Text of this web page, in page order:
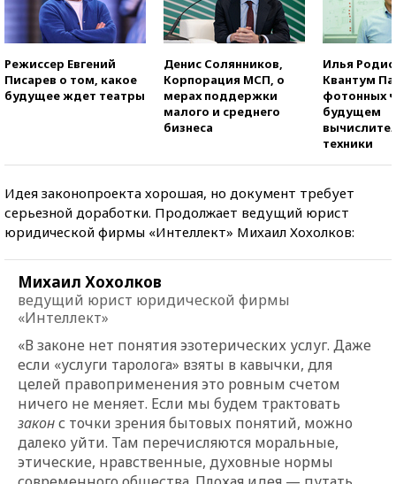
Режиссер Евгений
Писарев о том, какое
будущее ждет театры
Денис Солянников,
Корпорация МСП, о
мерах поддержки
малого и среднего
бизнеса
Илья
Квантум
фотонных
будущем
техники
Идея законопроекта хорошая, но документ требует
серьезной доработки. Продолжает ведущий юрист
юридической фирмы «Интеллект» Михаил Хохолков:
Михаил Хохолков
ведущий юрист юридической фирмы
«Интеллект»
«В законе нет понятия эзотерических услуг. Даже
если «услуги таролога» взяты в кавычки, для
целей правоприменения это ровным счетом
ничего не меняет. Если мы будем трактовать
законс точки зрения бытовых понятий, можно
далеко уйти. Там перечисляются моральные,
этические, нравственные, духовные нормы